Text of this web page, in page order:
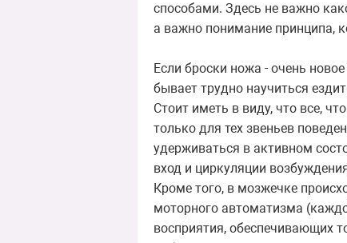
способами. Здесь не важно
а важно понимание принципа,
Если броски ножа - очень
бывает трудно научиться
Стоит иметь в виду, что все,
только для тех звеньев
удерживаться в активном
вход и циркуляции
Кроме того, в мозжечке
моторного автоматизма
восприятия, обеспечивающих